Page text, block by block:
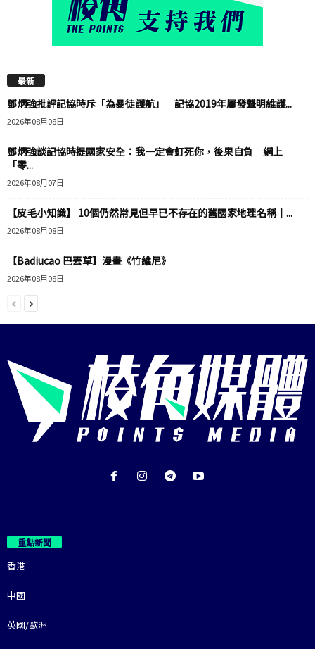
最新
鄧炳強批評記協時斥「為暴徒護航」 記協2019年屢發聲明維護...
2026年08月08日
鄧炳強談記協時提國家安全：我一定會釘死你，後果自負 網上
「零...
2026年08月07日
【皮毛小知識】 10個仍然常見但早已不存在的舊國家地理名稱｜...
2026年08月08日
【Badiucao 巴丟草】漫畫《竹維尼》
2026年08月08日
重點新聞
香港
中國
英國/歐洲